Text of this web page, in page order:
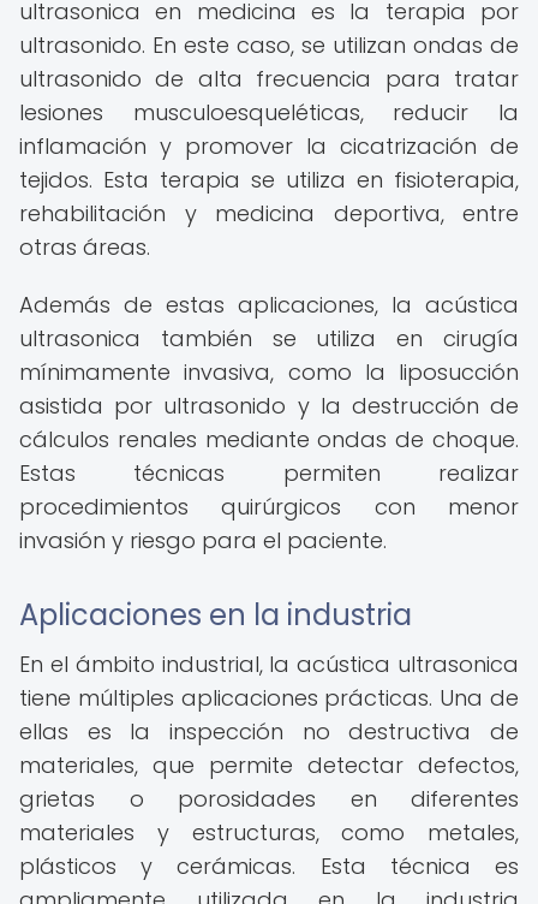
ultrasonica en medicina es la terapia por
ultrasonido. En este caso, se utilizan ondas de
ultrasonido de alta frecuencia para tratar
lesiones musculoesqueléticas, reducir la
inflamación y promover la cicatrización de
tejidos. Esta terapia se utiliza en fisioterapia,
rehabilitación y medicina deportiva, entre
otras áreas.
Además de estas aplicaciones, la acústica
ultrasonica también se utiliza en cirugía
mínimamente invasiva, como la liposucción
asistida por ultrasonido y la destrucción de
cálculos renales mediante ondas de choque.
Estas técnicas permiten realizar
procedimientos quirúrgicos con menor
invasión y riesgo para el paciente.
Aplicaciones en la industria
En el ámbito industrial, la acústica ultrasonica
tiene múltiples aplicaciones prácticas. Una de
ellas es la inspección no destructiva de
materiales, que permite detectar defectos,
grietas o porosidades en diferentes
materiales y estructuras, como metales,
plásticos y cerámicas. Esta técnica es